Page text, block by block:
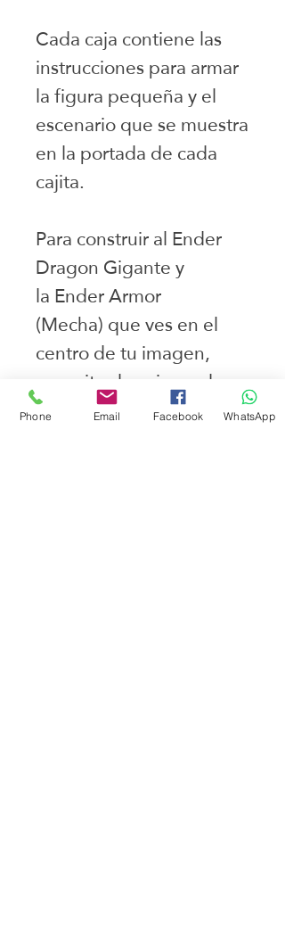
Cada caja contiene las
instrucciones para armar
la figura pequeña y el
escenario que se muestra
en la portada de cada
cajita.
Para construir al Ender
Dragon Gigante y
la Ender Armor
(Mecha) que ves en el
centro de tu imagen,
necesitas las piezas de
las 8 cajas juntas.
Phone Email Facebook WhatsApp